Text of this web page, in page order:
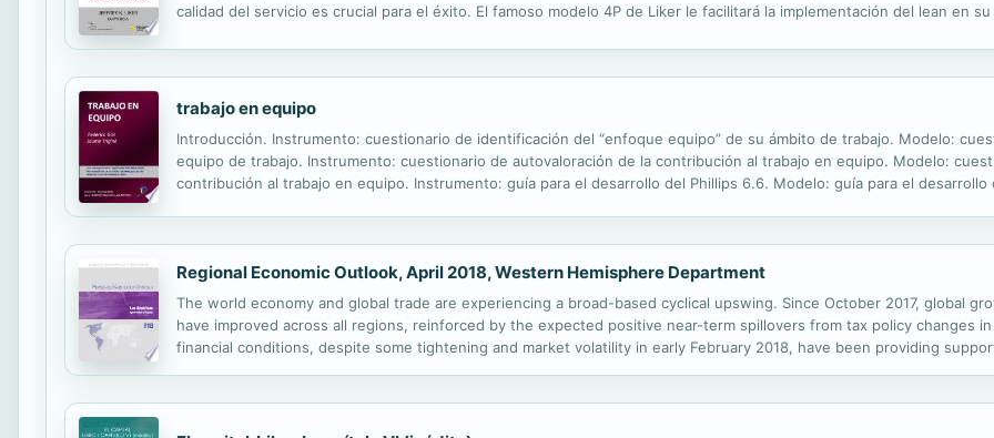
calidad del servicio es crucial para el éxito. El famoso modelo 4P de Liker le facilitará la implementación del lean en
trabajo en equipo
Introducción. Instrumento: cuestionario de identificación del “enfoque equipo” de su ámbito de trabajo. Modelo:
equipo de trabajo. Instrumento: cuestionario de autovaloración de la contribución al trabajo en equipo. Modelo:
contribución al trabajo en equipo. Instrumento: guía para el desarrollo del Phillips 6.6. Modelo: guía para el
Regional Economic Outlook, April 2018, Western Hemisphere Department
The world economy and global trade are experiencing a broad-based cyclical upswing. Since October 2017, global
have improved across all regions, reinforced by the expected positive near-term spillovers from tax policy changes
financial conditions, despite some tightening and market volatility in early February 2018, have been providing